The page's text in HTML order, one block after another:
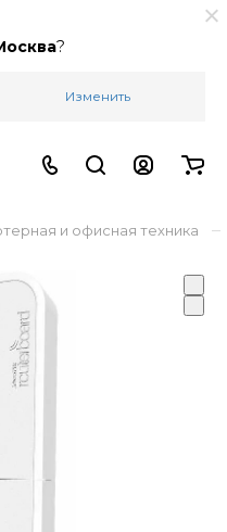
?
Изменить
и офисная техника –